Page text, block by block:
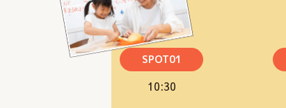
SPOT01
10:30